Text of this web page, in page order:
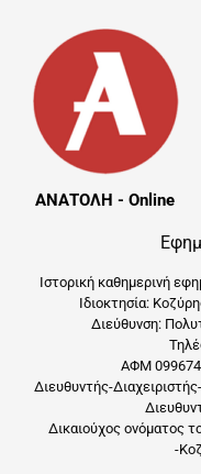
ΑΝΑΤΟΛΗ - Online
Ιστορική καθημερινή
Ιδιοκτησία:
Διεύθυνση:
ΑΦΜ
Διευθυντής-
Δικαιούχος ονόματος
-